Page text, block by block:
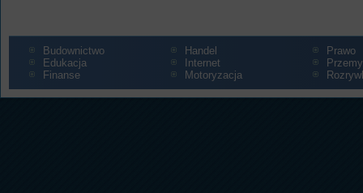
Budownictwo
Edukacja
Finanse
Handel
Internet
Motoryzacja
Prawo